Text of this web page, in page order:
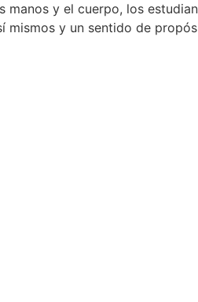
manos y el cuerpo, los
mismos y un sentido de